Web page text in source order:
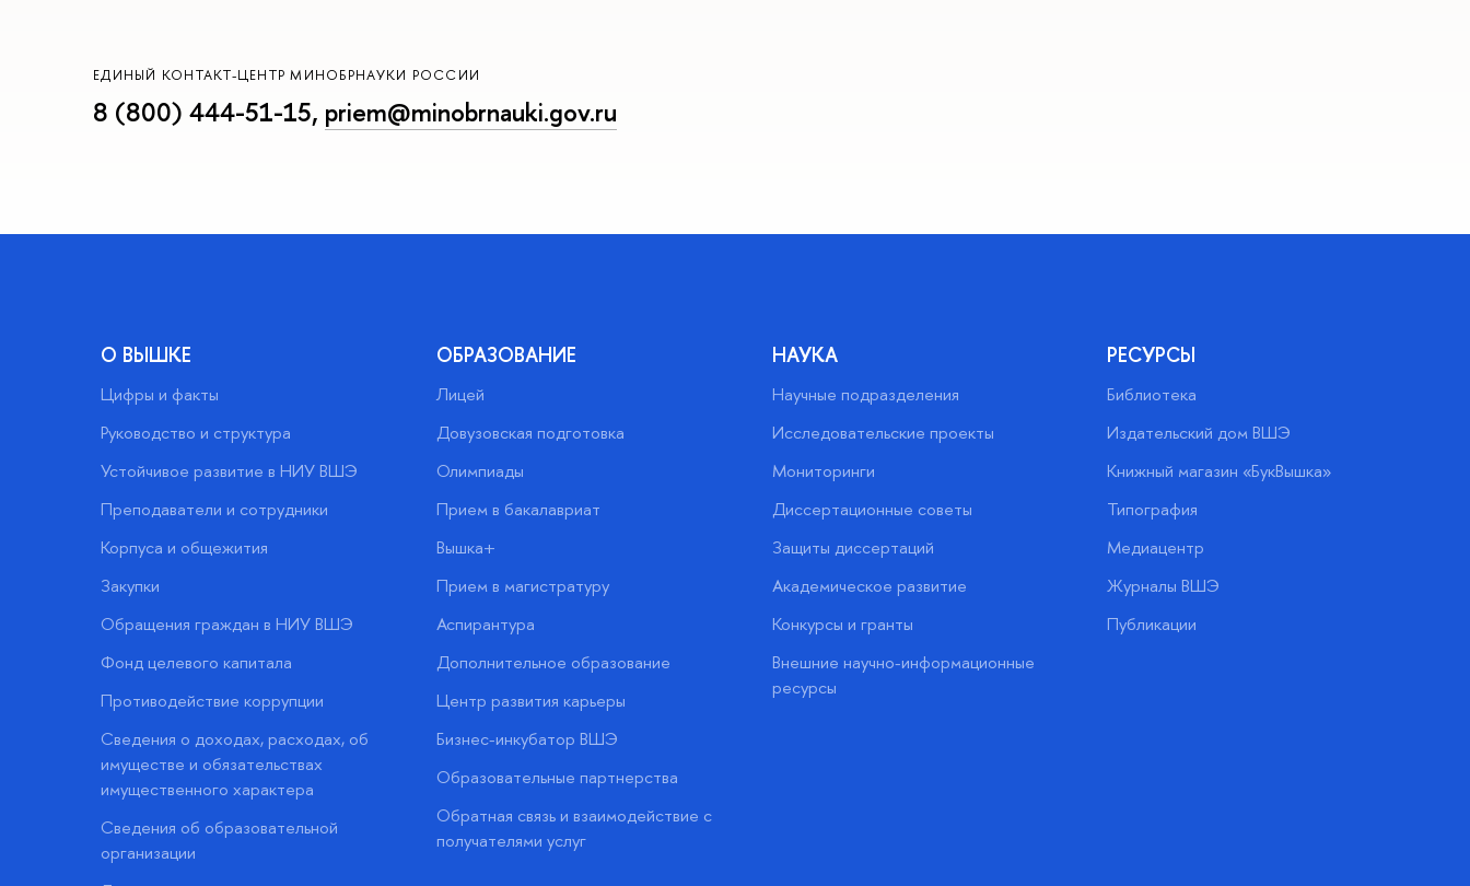
ЕДИНЫЙ КОНТАКТ-ЦЕНТР МИНОБРНАУКИ РОССИИ
8 (800) 444-51-15, priem@minobrnauki.gov.ru
О ВЫШКЕ
Цифры и факты
Руководство и структура
Устойчивое развитие в НИУ ВШЭ
Преподаватели и сотрудники
Корпуса и общежития
Закупки
Обращения граждан в НИУ ВШЭ
Фонд целевого капитала
Противодействие коррупции
Сведения о доходах, расходах, об
имуществе и обязательствах
имущественного характера
Сведения об образовательной
организации
ОБРАЗОВАНИЕ
Лицей
Довузовская подготовка
Олимпиады
Прием в бакалавриат
Вышка+
Прием в магистратуру
Аспирантура
Дополнительное образование
Центр развития карьеры
Бизнес-инкубатор ВШЭ
Образовательные партнерства
Обратная связь и взаимодействие с
получателями услуг
НАУКА
Научные подразделения
Исследовательские проекты
Мониторинги
Диссертационные советы
Защиты диссертаций
Академическое развитие
Конкурсы и гранты
Внешние научно-информационные
ресурсы
РЕСУРСЫ
Библиотека
Издательский дом ВШЭ
Книжный магазин «БукВышка»
Типография
Медиацентр
Журналы ВШЭ
Публикации